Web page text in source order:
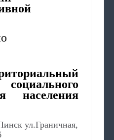
населения
ул.Граничная,